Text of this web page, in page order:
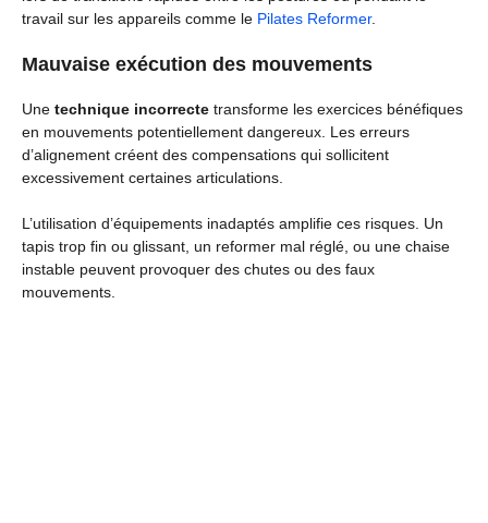
travail sur les appareils comme le Pilates Reformer.
Mauvaise exécution des mouvements
Une technique incorrecte transforme les exercices bénéfiques
en mouvements potentiellement dangereux. Les erreurs
d’alignement créent des compensations qui sollicitent
excessivement certaines articulations.
L’utilisation d’équipements inadaptés amplifie ces risques. Un
tapis trop fin ou glissant, un reformer mal réglé, ou une chaise
instable peuvent provoquer des chutes ou des faux
mouvements.